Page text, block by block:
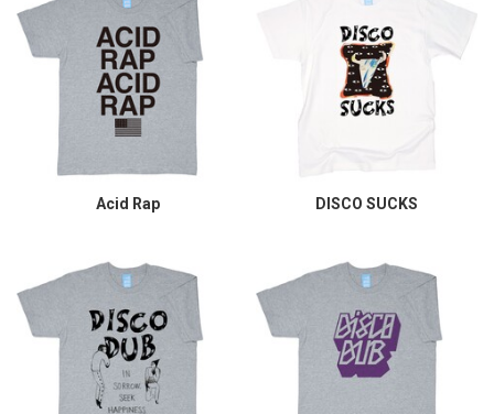
Acid Rap DISCO SUCKS